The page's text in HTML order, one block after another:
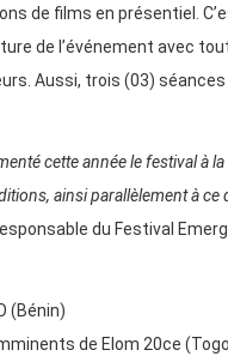
de films en présentiel.
de l’événement avec
Aussi, trois (03)
cette année le festival à la
ainsi parallèlement à ce
du Festival
(Bénin)
de Elom 20ce